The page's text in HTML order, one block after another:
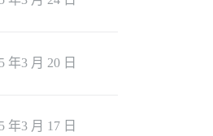
年3 月 20 日
年3 月 17 日